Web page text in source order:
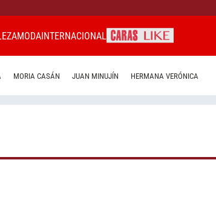
MODAINTERNACIONAL
MORIA CASÁN JUAN MINUJÍN HERMANA VERÓNICA